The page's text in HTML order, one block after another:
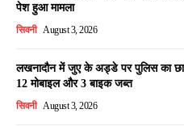
पेश हुआ मामला
सिवनी August 3, 2026
लखनादौन में जुए के अड्डे पर पुलिस का
12 मोबाइल और 3 बाइक जब्त
सिवनी August 3, 2026